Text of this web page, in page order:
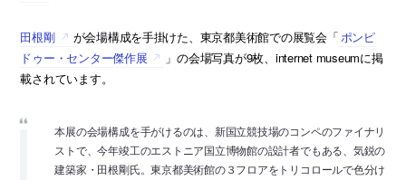
田根剛 が会場構成を手掛けた、東京都美術館での展覧会「 ポンピ
ドゥー・センター傑作展
」の会場写真が9枚、internet museumに掲
載されています。
本展の会場構成を手がけるのは、新国立競技場のコンペのファイナリ
ストで、今年竣工のエストニア国立博物館の設計者でもある、気鋭の
建築家・田根剛氏。東京都美術館の３フロアをトリコロールで色分け